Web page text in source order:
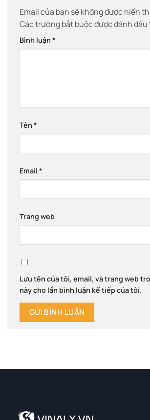
Email của bạn sẽ không được hiển
Các trường bắt buộc được đánh dấu
Bình luận *
Tên *
Email *
Trang web
Lưu tên của tôi, email, và trang web
này cho lần bình luận kế tiếp của tôi.